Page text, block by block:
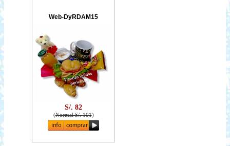
Web-DyRDAM15
S/. 82
(Normal S/. 101)